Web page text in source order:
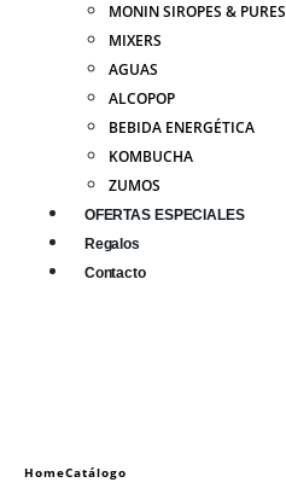
MONIN SIROPES & PURES
MIXERS
AGUAS
ALCOPOP
BEBIDA ENERGÉTICA
KOMBUCHA
ZUMOS
OFERTAS ESPECIALES
Regalos
Contacto
HomeCatálogo